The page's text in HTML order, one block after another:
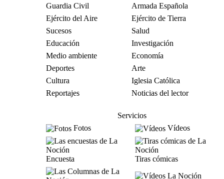
Guardia Civil
Armada Española
Ejército del Aire
Ejército de Tierra
Sucesos
Salud
Educación
Investigación
Medio ambiente
Economía
Deportes
Arte
Cultura
Iglesia Católica
Reportajes
Noticias del lector
Servicios
Fotos
Vídeos
Encuesta Tiras cómicas